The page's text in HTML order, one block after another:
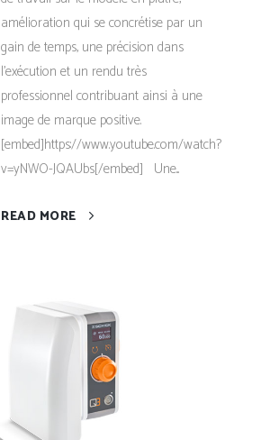
amélioration qui se concrétise par un
gain de temps, une précision dans
l'exécution et un rendu très
professionnel contribuant ainsi à une
image de marque positive.
[embed]https://www.youtube.com/watch?
v=yNWO-JQAUbs[/embed] Une...
READ MORE